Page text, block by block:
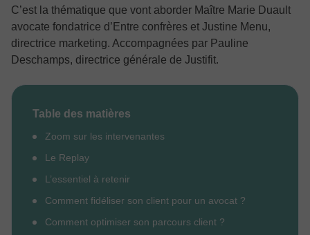
C’est la thématique que vont aborder Maître Marie Duault
avocate fondatrice d’Entre confrères et Justine Menu,
directrice marketing. Accompagnées par Pauline
Deschamps, directrice générale de Justifit.
Table des matières
Zoom sur les intervenantes
Le Replay
L’essentiel à retenir
Comment fidéliser son client pour un avocat ?
Comment optimiser son parcours client ?